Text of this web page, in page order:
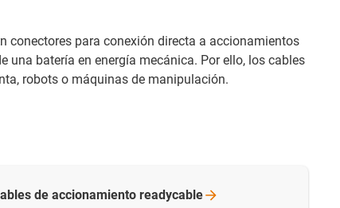
para conexión directa a accionamientos
una batería en energía mecánica. Por ello, los cables
robots o máquinas de manipulación.
de accionamiento readycable